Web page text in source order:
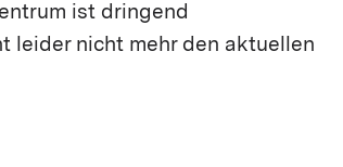
ist dringend
leider nicht mehr den aktuellen